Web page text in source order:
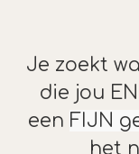
Je zoekt
die jou
een FIJN
het